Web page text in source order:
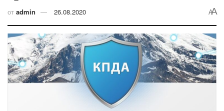
от admin 26.08.2020 AA